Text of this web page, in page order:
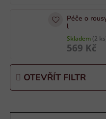
Péče o
l
Skladem (2
569 Kč
OTEVŘÍT FILTR